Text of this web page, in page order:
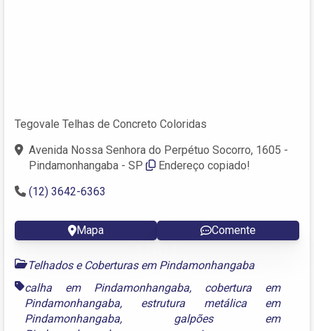
Tegovale Telhas de Concreto Coloridas
Avenida Nossa Senhora do Perpétuo Socorro, 1605 -
Pindamonhangaba - SP
Endereço copiado!
(12) 3642-6363
Mapa Comente
Telhados e Coberturas em Pindamonhangaba
calha em Pindamonhangaba, cobertura em
Pindamonhangaba, estrutura metálica em
Pindamonhangaba, galpões em